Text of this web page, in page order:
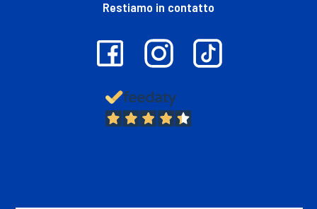
Restiamo in contatto